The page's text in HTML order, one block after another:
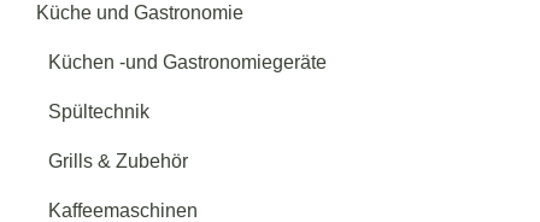
Küche und Gastronomie
Küchen -und Gastronomiegeräte
Spültechnik
Grills & Zubehör
Kaffeemaschinen